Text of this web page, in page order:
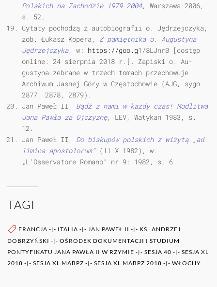
Polskich na Zachodzie 1979-2004, Warszawa 2006,
s. 52.
Cytaty pochodzą z autobiografii o. Jędrzejczyka,
zob. Łukasz Kopera, Z pamiętnika o. Augustyna
Jędrzejczyka, w: https://goo.g1/8LJnrB [dostęp
online: 24 sierpnia 2018 r.]. Zapiski o. Au­
gustyna zebrane w trzech tomach przechowuje
Archiwum Jasnej Góry w Częstochowie (AJG, sygn.
2877, 2878, 2879).
Jan Paweł II, Bądź z nami w każdy czas! Modlitwa
Jana Pawła za Ojczyznę, LEV, Watykan 1983, s.
12.
Jan Paweł II, Do biskupów polskich z wizytą „ad
limina apostolorum”(11 X 1982), w:
„L'Osservatore Romano” nr 9: 1982, s. 6.
TAGI
FRANCJA -|- ITALIA -|- JAN PAWEŁ II -|- KS_ ANDRZEJ
DOBRZYŃSKI -|- OŚRODEK DOKUMENTACJI I STUDIUM
PONTYFIKATU JANA PAWŁA II W RZYMIE -|- SESJA 40 -|- SESJA XL
2018 -|- SESJA XL MABPZ -|- SESJA XL MABPZ 2018 -|- WŁOCHY